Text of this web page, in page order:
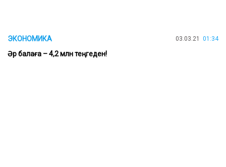
ЭКОНОМИКА 03.03.21 01:34
Әр балаға – 4,2 млн теңгеден!